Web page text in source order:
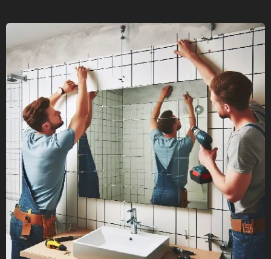
készítése és helyszíni szerelése! Prémium
minőség, precíz kivitelezés, gyors kiszállás.
Kérjen ajánlatot most!"